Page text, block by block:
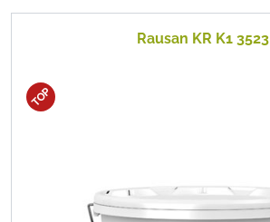
Rausan KR K1 3523
TOP